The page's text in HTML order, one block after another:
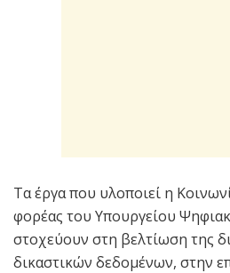
Τα έργα που υλοποιεί η
φορέας του Υπουργείου
στοχεύουν στη βελτίωση της
δικαστικών δεδομένων, στην